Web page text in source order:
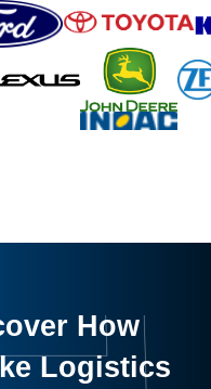
How
Logistics